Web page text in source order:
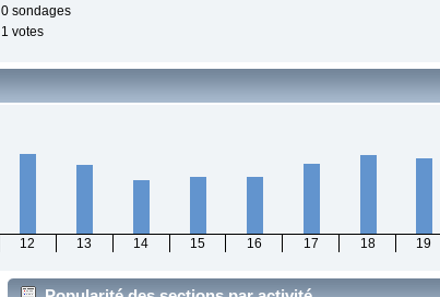
0 sondages
1 votes
12 13 14 15 16 17 18 19